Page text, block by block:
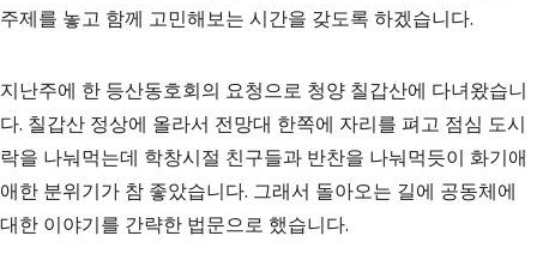
주제를 놓고 함께 고민해보는 시간을 갖도록 하겠습니다.
지난주에 한 등산동호회의 요청으로 청양 칠갑산에 다녀왔습니
다. 칠갑산 정상에 올라서 전망대 한쪽에 자리를 펴고 점심 도시
락을 나눠먹는데 학창시절 친구들과 반찬을 나눠먹듯이 화기애
애한 분위기가 참 좋았습니다. 그래서 돌아오는 길에 공동체에
대한 이야기를 간략한 법문으로 했습니다.